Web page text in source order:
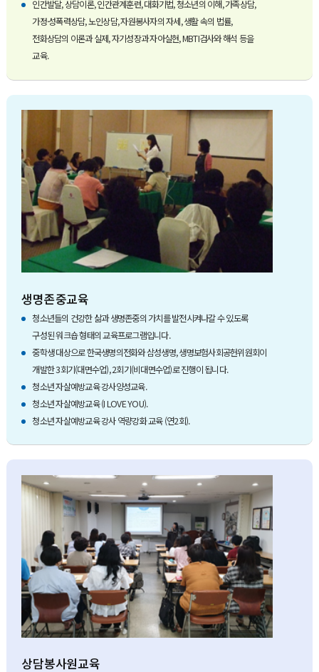
인간발달, 상담이론, 인간관계훈련, 대화기법, 청소년의 이해, 가족상담,
가정·성폭력상담, 노인상담, 자원봉사자의 자세, 생활 속의 법률,
전화상담의 이론과 실제, 자기성장과 자아실현, MBTI검사와 해석 등을
교육.
생명존중교육
청소년들의 건강한 삶과 생명존중의 가치를 발전시켜나갈 수 있도록
구성된 워크숍 형태의 교육프로그램입니다.
중학생 대상으로 한국생명의전화와 삼성생명, 생명보험사회공헌위원회이
개발한 3회기(대면수업), 2회기(비대면수업)로 진행이 됩니다.
청소년 자살예방교육 강사양성교육.
청소년 자살예방교육 (I LOVE YOU).
청소년 자살예방교육 강사 역량강화 교육 (연2회).
상담봉사원교육